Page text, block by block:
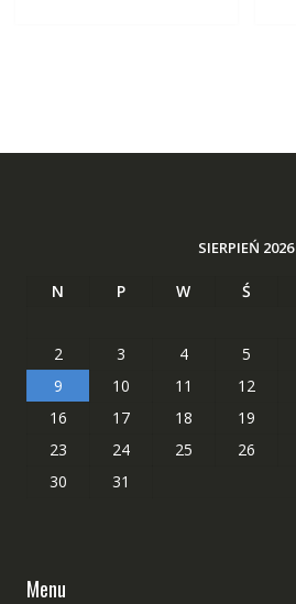
SIERPIEŃ 2026
N P W Ś
2
3 4 5
9
10 11 12
16
17 18 19
23
24 25 26
30
31
Menu